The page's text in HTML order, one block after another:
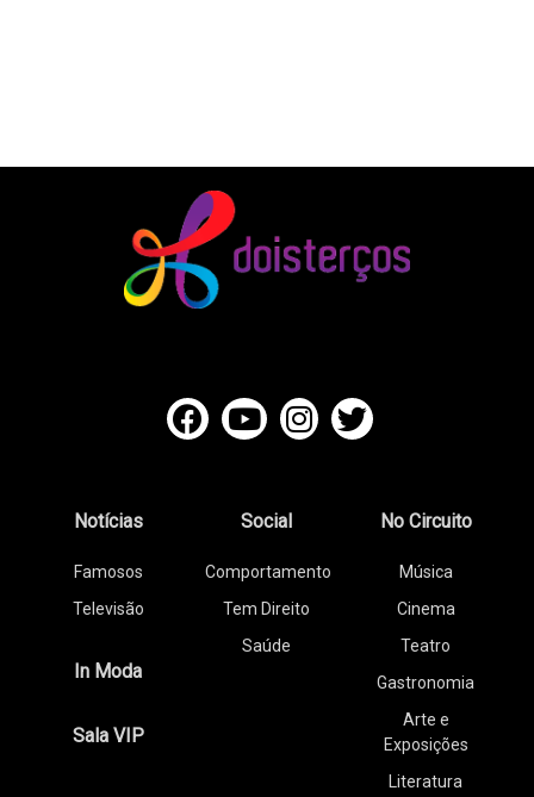
Notícias
Famosos
Televisão
In Moda
Sala VIP
Social
Comportamento
Tem Direito
Saúde
No Circuito
Música
Cinema
Teatro
Gastronomia
Arte e
Exposições
Literatura